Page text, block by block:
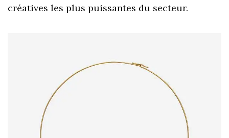
créatives les plus puissantes du secteur.